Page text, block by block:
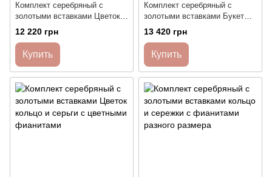
Комплект серебряный с
золотыми вставками Цветок
кольцо и сережки с белыми
фианитами
12 220 грн
Купить
Комплект серебряный с
золотыми вставками Букет
кольцо и сережки с
фианитами разного размера
13 420 грн
Купить